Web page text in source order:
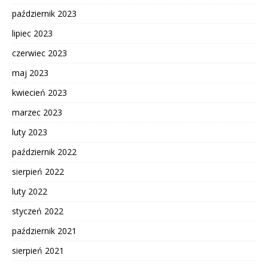
październik 2023
lipiec 2023
czerwiec 2023
maj 2023
kwiecień 2023
marzec 2023
luty 2023
październik 2022
sierpień 2022
luty 2022
styczeń 2022
październik 2021
sierpień 2021